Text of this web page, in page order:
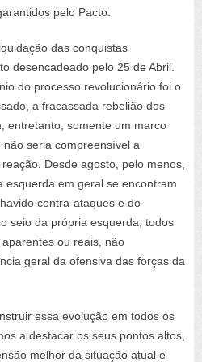
pelo Pacto.
das conquistas
desencadeado pelo 25 de Abril.
do processo revolucionário foi o
a fracassada rebelião dos
entretanto, somente um marco
seria compreensível a
Desde agosto, pelo menos,
esquerda em geral se encontram
contra-ataques e do
seio da própria esquerda, todos
ou reais, não
geral da ofensiva das forças da
essa evolução em todos os
a destacar os seus pontos altos,
melhor da situação atual e